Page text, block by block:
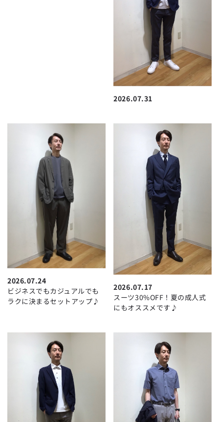
2026.07.31
2026.07.24
ビジネスでもカジュアルでも
ラクに決まるセットアップ♪
2026.07.17
スーツ30%OFF！夏の成人式
にもオススメです♪